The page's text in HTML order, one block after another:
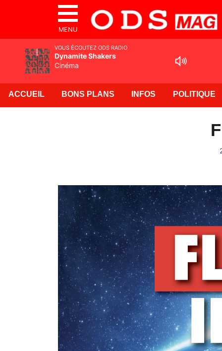
MENU
ACCUEIL BONS PLANS INFOS POLITIQUE
VOUS ÉCOUTEZ ODS RADIO
Dynamite Shakers
Cinéma